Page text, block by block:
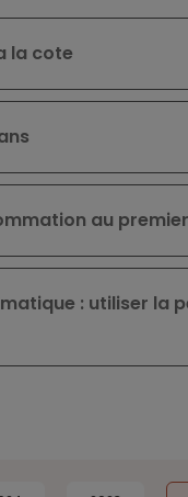
la cote
au
: utiliser la